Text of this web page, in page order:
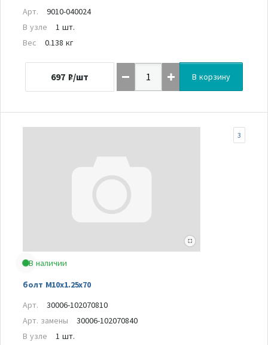
Арт.
9010-040024
В узле
1 шт.
Вес
0.138 кг
697 ₽/шт В корзину
В наличии
болт M10x1.25x70
3
Арт.
30006-102070810
Арт. замены
30006-102070840
В узле
1 шт.